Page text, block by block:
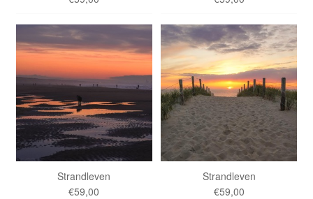
Strandleven
€59,00
Strandleven
€59,00